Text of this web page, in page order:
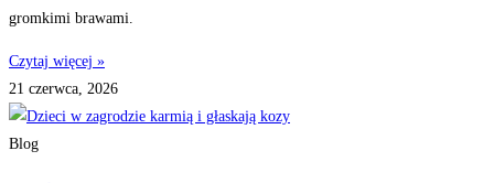
gromkimi brawami.
Czytaj więcej »
21 czerwca, 2026
Blog